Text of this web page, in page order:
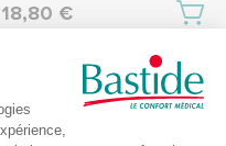
18,80 €
Slip intégral Prémia